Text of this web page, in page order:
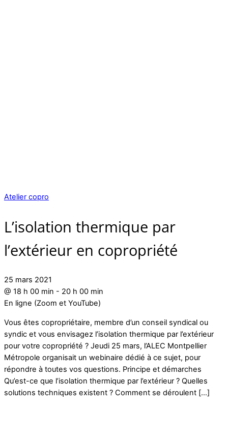
Atelier copro
L’isolation thermique par
l’extérieur en copropriété
25 mars 2021
@ 18 h 00 min - 20 h 00 min
En ligne (Zoom et YouTube)
Vous êtes copropriétaire, membre d’un conseil syndical ou
syndic et vous envisagez l’isolation thermique par l’extérieur
pour votre copropriété ? Jeudi 25 mars, l’ALEC Montpellier
Métropole organisait un webinaire dédié à ce sujet, pour
répondre à toutes vos questions. Principe et démarches
Qu’est-ce que l’isolation thermique par l’extérieur ? Quelles
solutions techniques existent ? Comment se déroulent […]